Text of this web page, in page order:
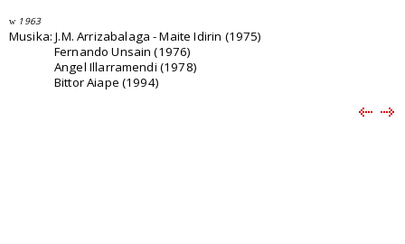
w 1963
Musika: J.M. Arrizabalaga - Maite Idirin (1975)
Fernando Unsain (1976)
Angel Illarramendi (1978)
Bittor Aiape (1994)